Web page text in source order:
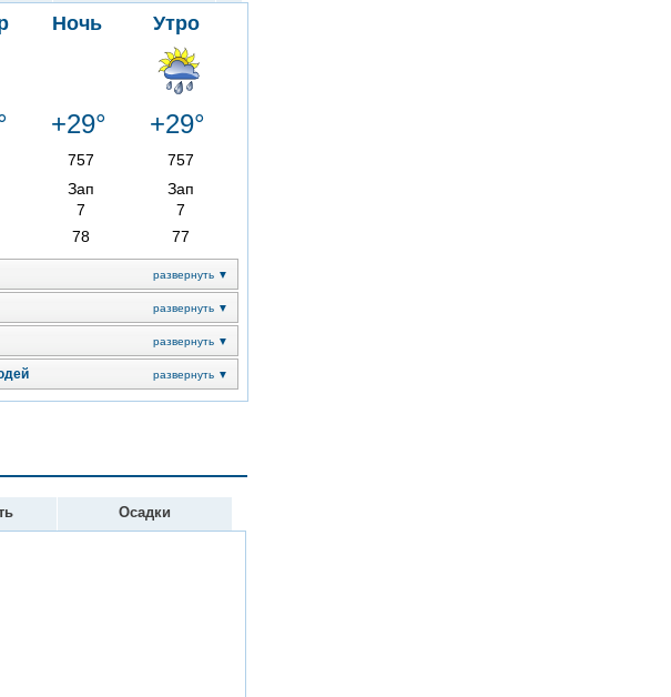
Ночь Утро
+29° +29°
757 757
Зап Зап
7 7
78 77
развернуть ▼
развернуть ▼
развернуть ▼
развернуть ▼
Осадки